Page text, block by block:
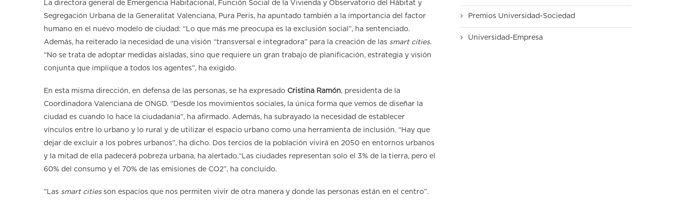
La directora general de Emergencia Habitacional, Función Social de la Vivienda y Observatorio del Hábitat y
Segregación Urbana de la Generalitat Valenciana, Pura Peris, ha apuntado también a la importancia del factor
humano en el nuevo modelo de ciudad: “Lo que más me preocupa es la exclusión social”, ha sentenciado.
Además, ha reiterado la necesidad de una visión “transversal e integradora” para la creación de las smart cities.
“No se trata de adoptar medidas aisladas, sino que requiere un gran trabajo de planificación, estrategia y visión
conjunta que implique a todos los agentes”, ha exigido.
En esta misma dirección, en defensa de las personas, se ha expresado Cristina Ramón, presidenta de la
Coordinadora Valenciana de ONGD. “Desde los movimientos sociales, la única forma que vemos de diseñar la
ciudad es cuando lo hace la ciudadanía”, ha afirmado. Además, ha subrayado la necesidad de establecer
vínculos entre lo urbano y lo rural y de utilizar el espacio urbano como una herramienta de inclusión. “Hay que
dejar de excluir a los pobres urbanos”, ha dicho. Dos tercios de la población vivirá en 2050 en entornos urbanos
y la mitad de ella padecerá pobreza urbana, ha alertado.“Las ciudades representan solo el 3% de la tierra, pero el
60% del consumo y el 70% de las emisiones de CO2”, ha concluido.
“Las smart citiesson espacios que nos permiten vivir de otra manera y donde las personas están en el centro”.
Premios Universidad-Sociedad
Universidad-Empresa